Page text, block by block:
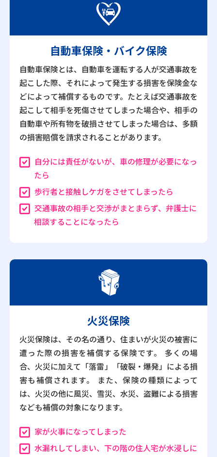
自動車保険 ・バイク保険
自動車保険とは、自動車を運転する人が交通事故を
起こした際、それによって発生する損害を保険金な
どによって補償するものです。たとえば交通事故を
起こして相手を死傷させてしまった場合や、相手の
自動車や所有物を破損させてしまった場合は、多額
の損害賠償を請求されることがあります。
自分には責任がないが、車の修理が必要になっ
たら
歩行者と接触しケガをさせてしまったら
交通事故の相手と交渉がまとまらず、弁護士に
相談することになったら
火災保険
火災保険は、その名の通り、住まいが火災の被害に
遭った際の損害を補償する保険です。 多くの場
合、火災に加えて「落雷」「破裂・爆発」による損
害も補償されます。 また、保険の種類によって
は、火災の他に風災、雪災、水災、盗難による損害
なども補償の対象になります。
家が火事になってしまった
水漏れしてしまい、下の階の住人宅が水浸しに